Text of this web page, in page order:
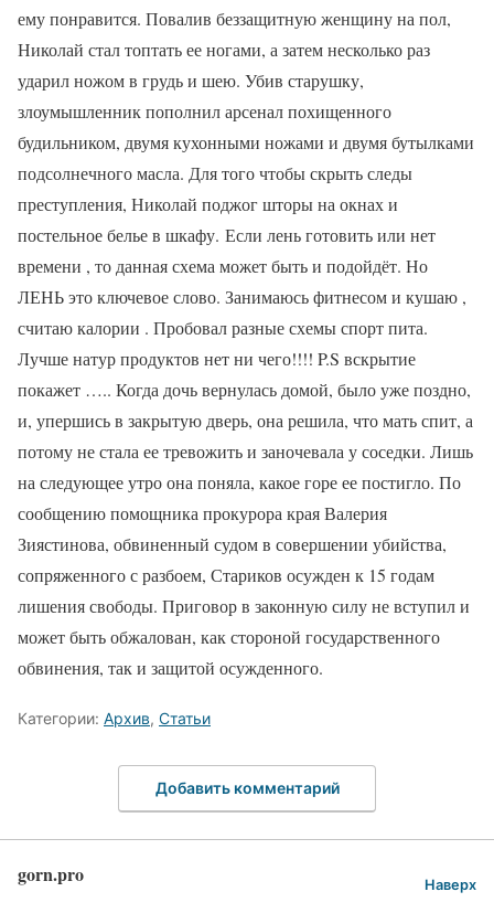
ему понравится. Повалив беззащитную женщину на пол,
Николай стал топтать ее ногами, а затем несколько раз
ударил ножом в грудь и шею. Убив старушку,
злоумышленник пополнил арсенал похищенного
будильником, двумя кухонными ножами и двумя бутылками
подсолнечного масла. Для того чтобы скрыть следы
преступления, Николай поджог шторы на окнах и
постельное белье в шкафу. Если лень готовить или нет
времени , то данная схема может быть и подойдёт. Но
ЛЕНЬ это ключевое слово. Занимаюсь фитнесом и кушаю ,
считаю калории . Пробовал разные схемы спорт пита.
Лучше натур продуктов нет ни чего!!!! P.S вскрытие
покажет ….. Когда дочь вернулась домой, было уже поздно,
и, упершись в закрытую дверь, она решила, что мать спит, а
потому не стала ее тревожить и заночевала у соседки. Лишь
на следующее утро она поняла, какое горе ее постигло. По
сообщению помощника прокурора края Валерия
Зиястинова, обвиненный судом в совершении убийства,
сопряженного с разбоем, Стариков осужден к 15 годам
лишения свободы. Приговор в законную силу не вступил и
может быть обжалован, как стороной государственного
обвинения, так и защитой осужденного.
Категории: Архив, Статьи
Добавить комментарий
gorn.pro Наверх